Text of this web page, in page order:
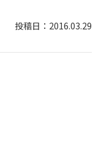
2016.03.29